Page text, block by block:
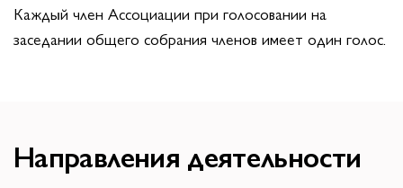
Каждый член Ассоциации при голосовании на
заседании общего собрания членов имеет один голос.
Направления деятельности